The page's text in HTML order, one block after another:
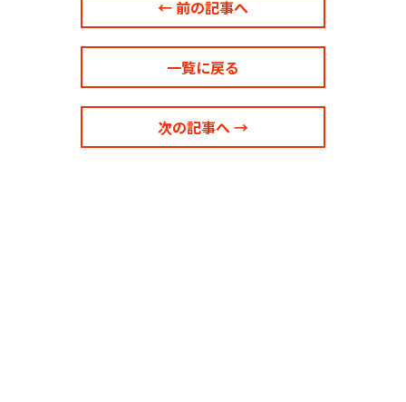
← 前の記事へ
一覧に戻る
次の記事へ →